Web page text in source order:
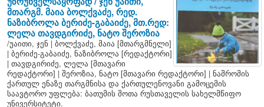
მთარგმ. მაია ბოლქვაძე, რედ.
ნაზიბროლა ბერიძე-გაბაიძე, მთ.რედ:
ლელა თავდგირიძე, ნატო შეროზია
/უაითი, ჯენ |ბოლქვაძე, მაია [მთარგმნელი]
|ბერიძე-გაბაიძე, ნაზიბროლა [რედაქტორი]
|თავდგირიძე, ლელა [მთავარი
რედაქტორი] |შეროზია, ნატო [მთავარი რედაქტორი] |ნაშრომის
ქართულ ენაზე თარგმნისა და ქართულენოვანი გამოცემის
საავტორო უფლება: ბათუმის შოთა რუსთაველის სახელმწიფო
უნივერსიტეტი.